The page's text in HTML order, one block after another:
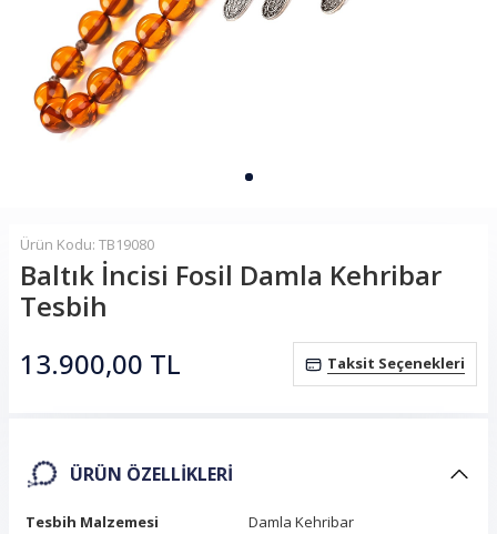
Ürün Kodu: TB19080
Baltık İncisi Fosil Damla Kehribar
Tesbih
13.900,00 TL Taksit Seçenekleri
ÜRÜN ÖZELLIKLERI
Tesbih Malzemesi
Damla Kehribar